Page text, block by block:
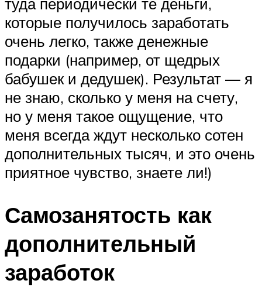
которые получилось заработать
очень легко, также денежные
подарки (например, от щедрых
бабушек и дедушек). Результат — я
не знаю, сколько у меня на счету,
но у меня такое ощущение, что
меня всегда ждут несколько сотен
дополнительных тысяч, и это очень
приятное чувство, знаете ли!)
Самозанятость как
дополнительный
заработок